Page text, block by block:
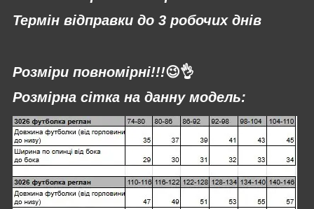
Термін відправки до 3 робочих днів
Розміри повномірні!!!😉👌
Розмірна сітка на данну модель: